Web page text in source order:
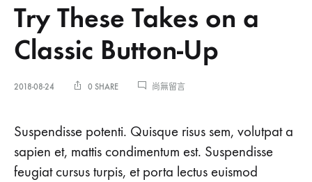
Try These Takes on a
Classic Button-Up
2018-08-24 0 SHARE
在
TAKES
A
CLASSIC
尚無留言
Suspendisse potenti. Quisque risus sem, volutpat a
sapien et, mattis condimentum est. Suspendisse
feugiat cursus turpis, et porta lectus euismod